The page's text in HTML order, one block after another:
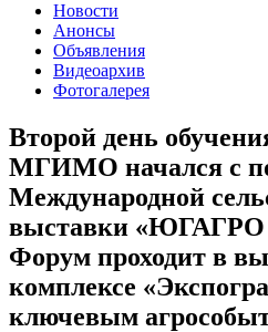
Новости
Анонсы
Объявления
Видеоархив
Фотогалерея
Второй день
МГИМО начался с
Международной
выставки «ЮГАГРО
Форум проходит в
комплексе
ключевым